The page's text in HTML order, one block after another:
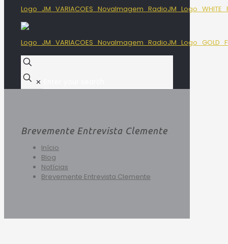
✕
Brevemente Entrevista Clemente
Início
Blog
Notícias
Brevemente Entrevista Clemente